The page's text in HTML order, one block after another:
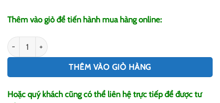
Thêm vào giỏ để tiến hành mua hàng online:
In Tranh Kính số lượng
THÊM VÀO GIỎ HÀNG
Hoặc quý khách cũng có thể liên hệ trực tiếp để được tư